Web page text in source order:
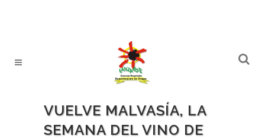
VUELVE MALVASÍA, LA
SEMANA DEL VINO DE